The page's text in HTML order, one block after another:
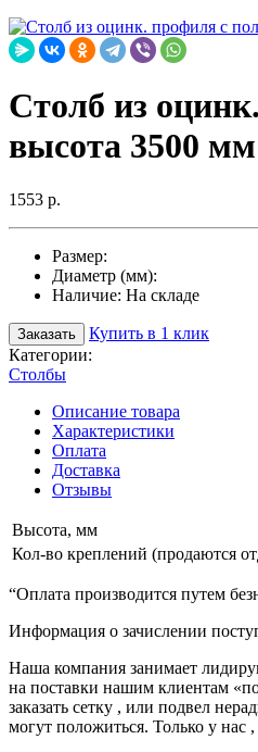
Столб из
высота 3500 мм
1553 р.
Размер:
Диаметр (мм):
Наличие: На складе
Заказать
Купить в 1 клик
Категории:
Столбы
Описание товара
Характеристики
Оплата
Доставка
Отзывы
Высота, мм
Кол-во креплений (продаются
“Оплата производится путем
Информация о зачислении
Наша компания занимает
на поставки нашим клиентам
заказать сетку , или подвел
могут положиться. Только у нас ,